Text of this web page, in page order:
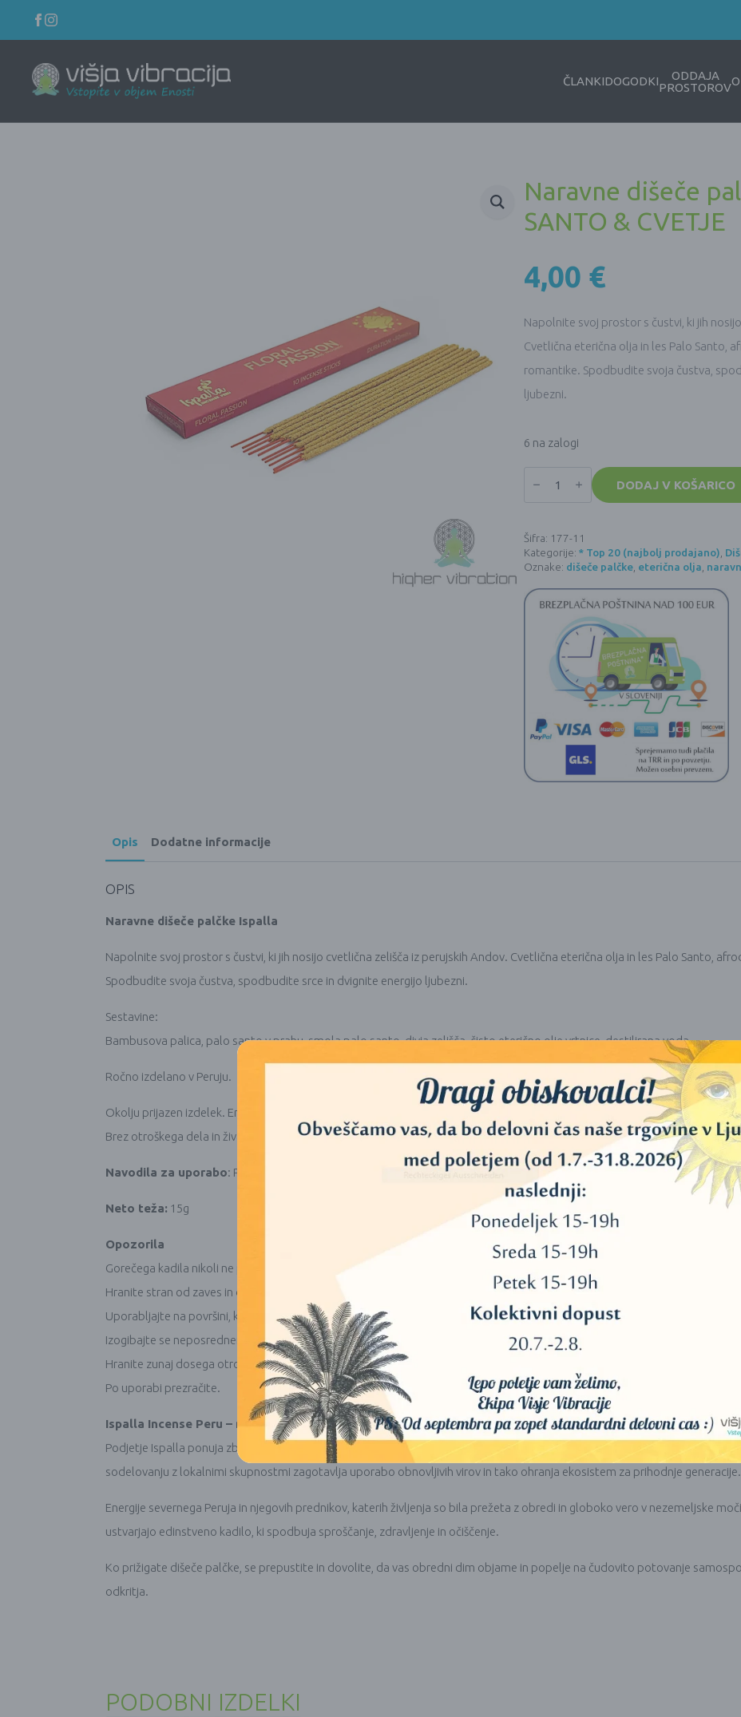
ČLANKIDOGODKI
ODDAJA
PROSTOROV
Naravne dišeče
SANTO & CVETJE
4,00 €
Napolnite svoj prostor s čustvi, ki jih
Cvetlična eterična olja in les Palo Santo,
romantike. Spodbudite svoja čustva,
ljubezni.
6 na zalogi
dišeče
SANTO
&
CVETJE
količina
DODAJ V KOŠARICO
Šifra: 177-11
Kategorije: * Top 20 (najbolj prodajano),
Oznake: dišeče palčke, eterična olja,
Opis Dodatne informacije
OPIS
Naravne dišeče palčke Ispalla
Napolnite svoj prostor s čustvi, ki jih nosijo cvetlična zelišča iz perujskih Andov. Cvetlična eterična olja in les Palo Santo,
Spodbudite svoja čustva, spodbudite srce in dvignite energijo ljubezni.
Sestavine:
Bambusova palica, palo santo v prahu, smola palo santo, divja zelišča, čisto eterično olje vrtnice, destilirana voda.
Ročno izdelano v Peruju.
Okolju prijazen izdelek. Embalažo je mogoče reciklirati.
Brez otroškega dela in živalskih stranskih proizvodov.
Navodila za uporabo: Prižgite palčko. Ko paličica zažari, upihnite plamen. Postavite v stojalo za kadila.
Neto teža: 15g
Opozorila
Gorečega kadila nikoli ne puščajte brez nadzora.
Hranite stran od zaves in drugih vnetljivih materialov.
Uporabljajte na površini, ki je odporna na toploto.
Izogibajte se neposrednemu vdihavanju dima.
Hranite zunaj dosega otrok in hišnih ljubljenčkov.
Po uporabi prezračite.
Ispalla Incense Peru – naravne dišeče palčke s Palo Santom (sveti les)
Podjetje Ispalla ponuja zbirko popolnoma naravnih dišečih palčk, ki so skrbno in ročno izdelane iz lesa, pridobljenega v
sodelovanju z lokalnimi skupnostmi zagotavlja uporabo obnovljivih virov in tako ohranja ekosistem za prihodnje generacije.
Energije severnega Peruja in njegovih prednikov, katerih življenja so bila prežeta z obredi in globoko vero v nezemeljske
ustvarjajo edinstveno kadilo, ki spodbuja sproščanje, zdravljenje in očiščenje.
Ko prižigate dišeče palčke, se prepustite in dovolite, da vas obredni dim objame in popelje na čudovito potovanje
odkritja.
PODOBNI IZDELKI